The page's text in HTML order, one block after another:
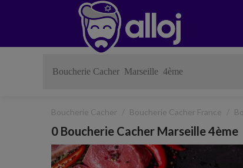
Boucherie Cacher Boucherie Cacher France
0 Boucherie Cacher Marseille 4ème